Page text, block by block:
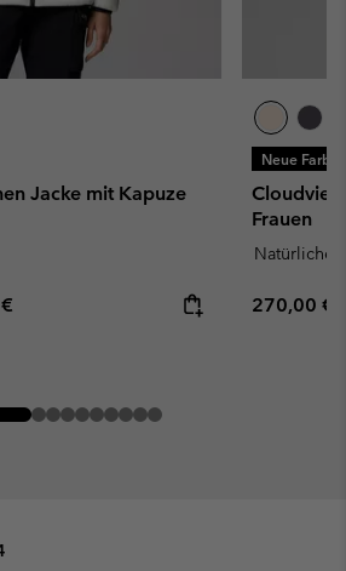
Jacke mit Kapuze
price:
Neue
Frauen
Natürliche
Regular
270,00 €